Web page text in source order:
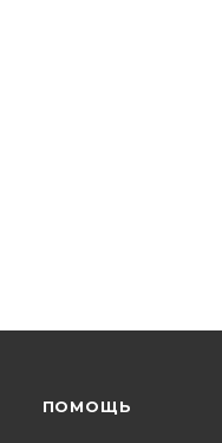
ПОМОЩЬ